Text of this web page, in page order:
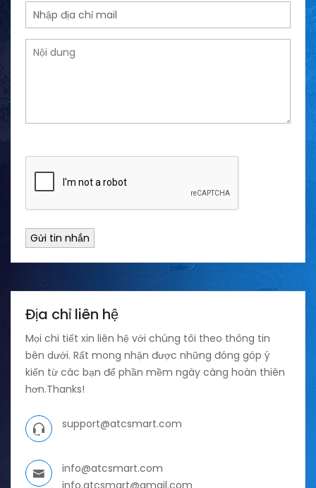
Gửi tin nhắn
Địa chỉ liên hệ
Mọi chi tiết xin liên hệ với chúng tôi theo thông tin
bên dưới. Rất mong nhận được những đóng góp ý
kiến từ các bạn để phần mềm ngày càng hoàn thiên
hơn.Thanks!
support@atcsmart.com
info@atcsmart.com